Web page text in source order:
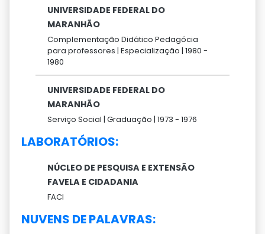
UNIVERSIDADE FEDERAL DO
MARANHÃO
Complementação Didático Pedagócia
para professores | Especialização | 1980 -
1980
UNIVERSIDADE FEDERAL DO
MARANHÃO
Serviço Social | Graduação | 1973 - 1976
LABORATÓRIOS:
NÚCLEO DE PESQUISA E EXTENSÃO
FAVELA E CIDADANIA
FACI
NUVENS DE PALAVRAS: